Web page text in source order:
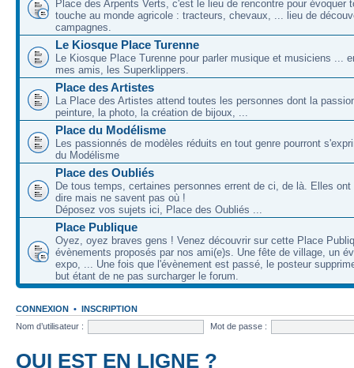
Place des Arpents Verts, c'est le lieu de rencontre pour évoquer
touche au monde agricole : tracteurs, chevaux, ... lieu de
campagnes.
Le Kiosque Place Turenne
Le Kiosque Place Turenne pour parler musique et musiciens ...
mes amis, les Superklippers.
Place des Artistes
La Place des Artistes attend toutes les personnes dont la
peinture, la photo, la création de bijoux, ...
Place du Modélisme
Les passionnés de modèles réduits en tout genre pourront
du Modélisme
Place des Oubliés
De tous temps, certaines personnes errent de ci, de là. Elles
dire mais ne savent pas où !
Déposez vos sujets ici, Place des Oubliés ...
Place Publique
Oyez, oyez braves gens ! Venez découvrir sur cette Place
évènements proposés par nos ami(e)s. Une fête de village, un
expo, ... Une fois que l'évènement est passé, le posteur
but étant de ne pas surcharger le forum.
CONNEXION • INSCRIPTION
Nom d’utilisateur :
Mot de passe :
QUI EST EN LIGNE ?